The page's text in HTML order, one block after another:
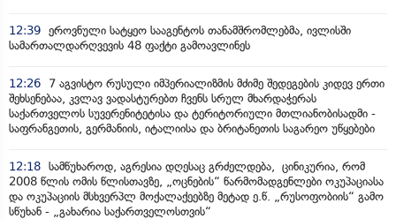
12:39 ეროვნული სატყეო სააგენტოს თანამშრომლებმა, ივლისში
სამართალდარღვევის 48 ფაქტი გამოავლინეს
12:26
7 აგვისტო რუსული იმპერიალიზმის მძიმე შედეგების კიდევ ერთი
შეხსენებაა, კვლავ ვადასტურებთ ჩვენს სრულ მხარდაჭერას
საქართველოს სუვერენიტეტისა და ტერიტორიული მთლიანობისადმი -
საფრანგეთის, გერმანიის, იტალიისა და ბრიტანეთის საგარეო უწყებები
12:18 სამწუხაროდ, აგრესია დღესაც გრძელდება, ცინიკურია, რომ
2008 წლის ომის წლისთავზე, „ოცნების“ წარმომადგენლები ოკუპაციასა
და ოკუპაციის მსხვერპლ მოქალაქეებზე მეტად ე.წ. „რუსოფობიის“ გამო
სწუხან - „გახარია საქართველოსთვის“